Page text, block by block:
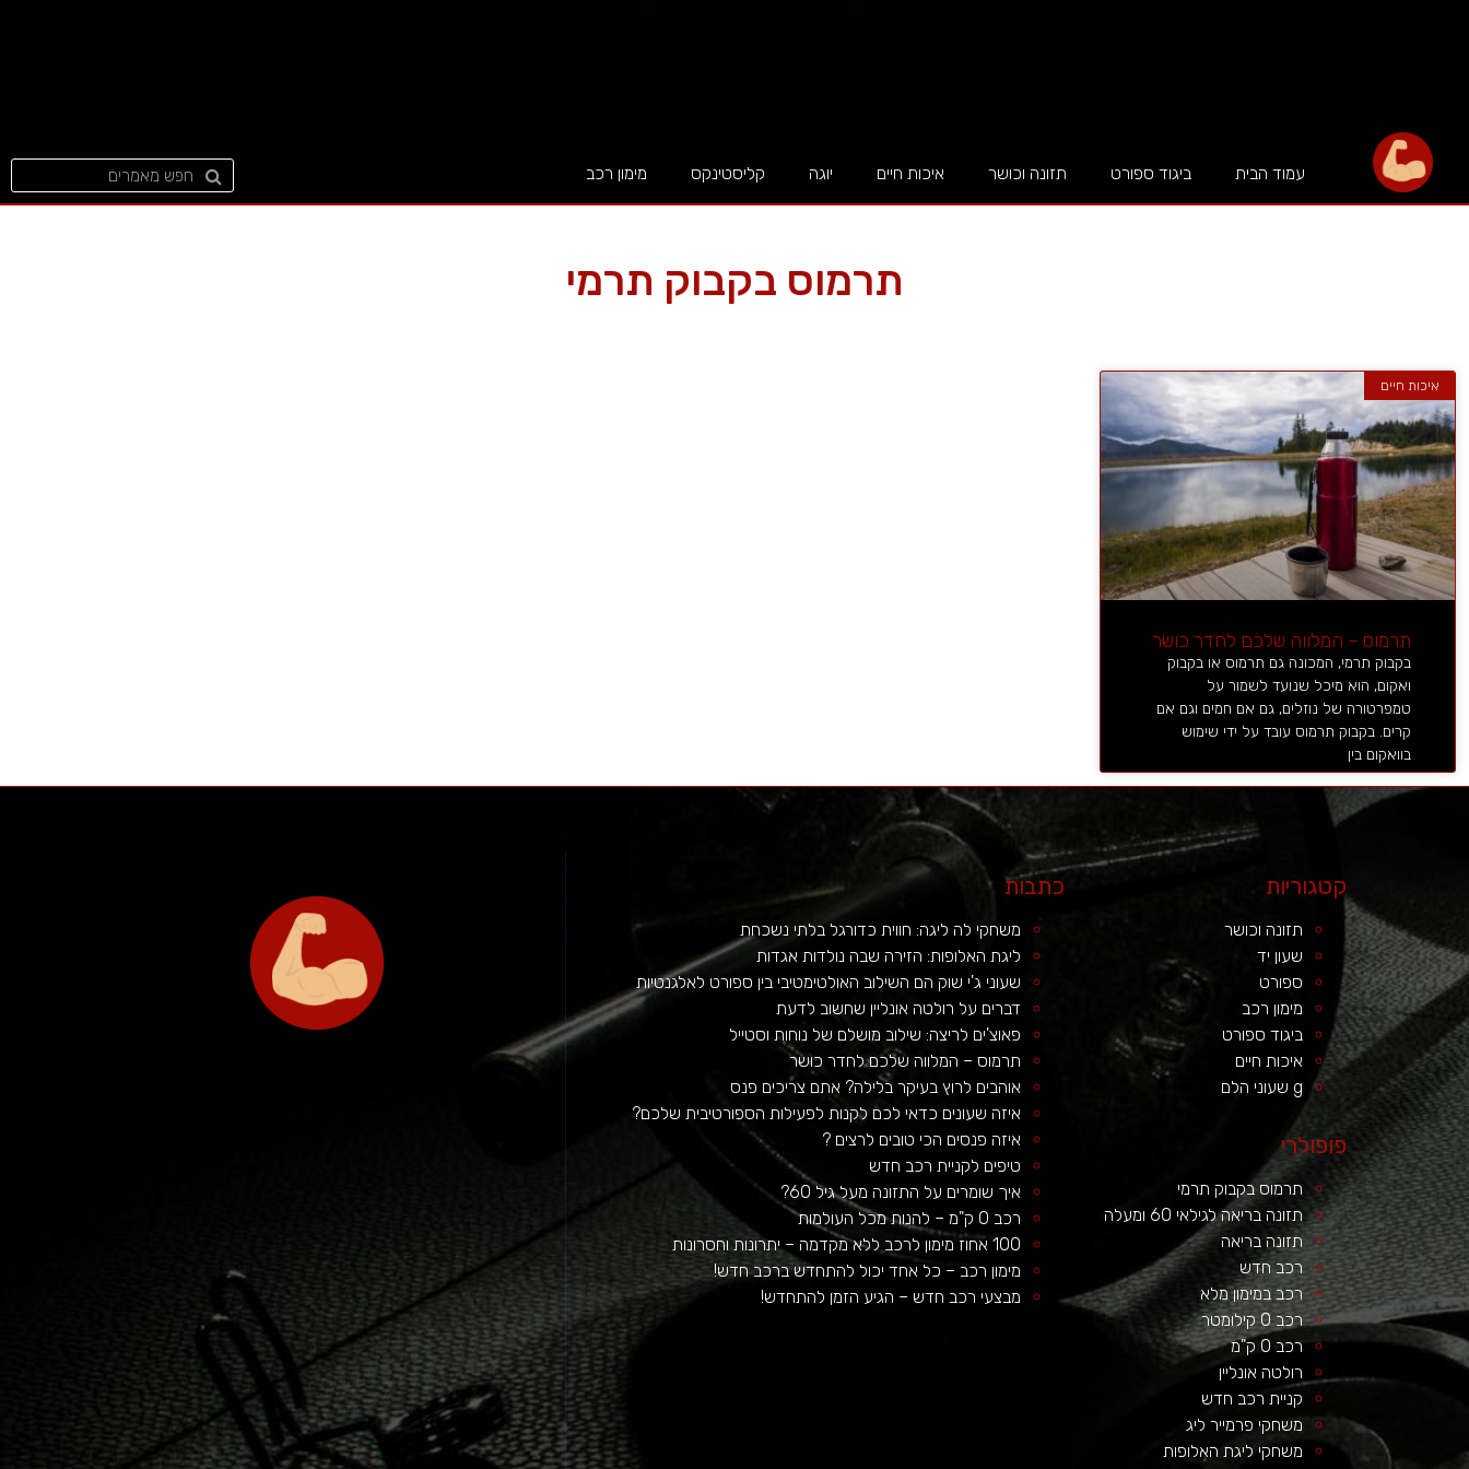
עמוד הבית ביגוד ספורט תזונה וכושר איכות חיים יוגה קליסטינקס מימון רכב
תרמוס בקבוק תרמי
איכות חיים
תרמוס – המלווה שלכם לחדר כושר
בקבוק תרמי, המכונה גם תרמוס או בקבוק
ואקום, הוא מיכל שנועד לשמור על
טמפרטורה של נוזלים, גם אם חמים וגם אם
קרים. בקבוק תרמוס עובד על ידי שימוש
בוואקום בין
קטגוריות
תזונה וכושר
שעון יד
ספורט
מימון רכב
ביגוד ספורט
איכות חיים
g שעוני הלם
פופולרי
תרמוס בקבוק תרמי
תזונה בריאה לגילאי 60 ומעלה
תזונה בריאה
רכב חדש
רכב במימון מלא
רכב 0 קילומטר
רכב 0 ק"מ
רולטה אונליין
קניית רכב חדש
משחקי פרמייר ליג
משחקי ליגת האלופות
כתבות
משחקי לה ליגה: חווית כדורגל בלתי נשכחת
ליגת האלופות: הזירה שבה נולדות אגדות
שעוני ג'י שוק הם השילוב האולטימטיבי בין ספורט לאלגנטיות
דברים על רולטה אונליין שחשוב לדעת
פאוצ'ים לריצה: שילוב מושלם של נוחות וסטייל
תרמוס – המלווה שלכם לחדר כושר
אוהבים לרוץ בעיקר בלילה? אתם צריכים פנס
איזה שעונים כדאי לכם לקנות לפעילות הספורטיבית שלכם?
איזה פנסים הכי טובים לרצים ?
טיפים לקניית רכב חדש
איך שומרים על התזונה מעל גיל 60?
רכב 0 ק"מ – להנות מכל העולמות
100 אחוז מימון לרכב ללא מקדמה – יתרונות וחסרונות
מימון רכב – כל אחד יכול להתחדש ברכב חדש!
מבצעי רכב חדש – הגיע הזמן להתחדש!